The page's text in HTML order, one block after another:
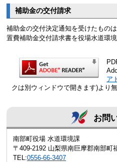
補助金の交付請求
補助金の交付決定通知を受けたもの
置費補助金交付請求書を役場水道環
ア
クは別ウィンドウで開きます)より
お問
南部町役場 水道環境課
〒409-2192 山梨県南巨摩郡南部町
TEL:0556-66-3407